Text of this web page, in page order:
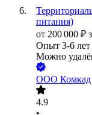
питания)
от 200 000 ₽
Опыт 3-6 лет
Можно
ООО Комкад
4.9